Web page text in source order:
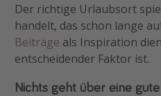
Der richtige Urlaubsort
handelt, das schon lange
Beiträge als Inspiration
entscheidender Faktor ist.
Nichts geht über eine